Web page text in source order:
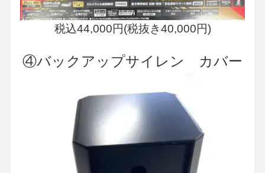
税込44,000円(税抜き40,000円)
④バックアップサイレン カバー